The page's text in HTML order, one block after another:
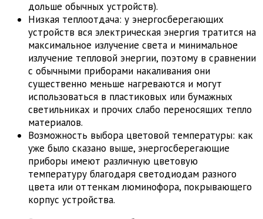
дольше обычных устройств).
Низкая теплоотдача: у энергосберегающих
устройств вся электрическая энергия тратится на
максимальное излучение света и минимальное
излучение тепловой энергии, поэтому в сравнении
с обычными приборами накаливания они
существенно меньше нагреваются и могут
использоваться в пластиковых или бумажных
светильниках и прочих слабо переносящих тепло
материалов.
Возможность выбора цветовой температуры: как
уже было сказано выше, энергосберегающие
приборы имеют различную цветовую
температуру благодаря светодиодам разного
цвета или оттенкам люминофора, покрывающего
корпус устройства.